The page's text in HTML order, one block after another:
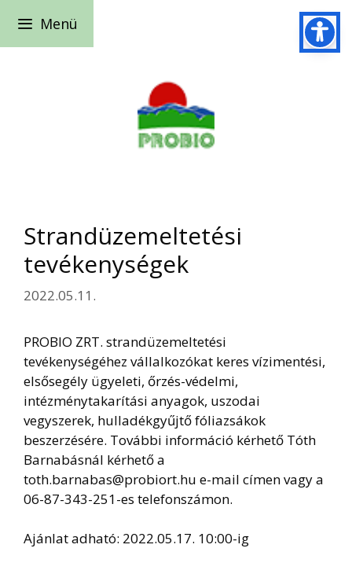
tartalomba
Menü
Strandüzemeltetési
tevékenységek
2022.05.11.
PROBIO ZRT. strandüzemeltetési
tevékenységéhez vállalkozókat keres vízimentési,
elsősegély ügyeleti, őrzés-védelmi,
intézménytakarítási anyagok, uszodai
vegyszerek, hulladékgyűjtő fóliazsákok
beszerzésére. További információ kérhető Tóth
Barnabásnál kérhető a
toth.barnabas@probiort.hu e-mail címen vagy a
06-87-343-251-es telefonszámon.
Ajánlat adható: 2022.05.17. 10:00-ig